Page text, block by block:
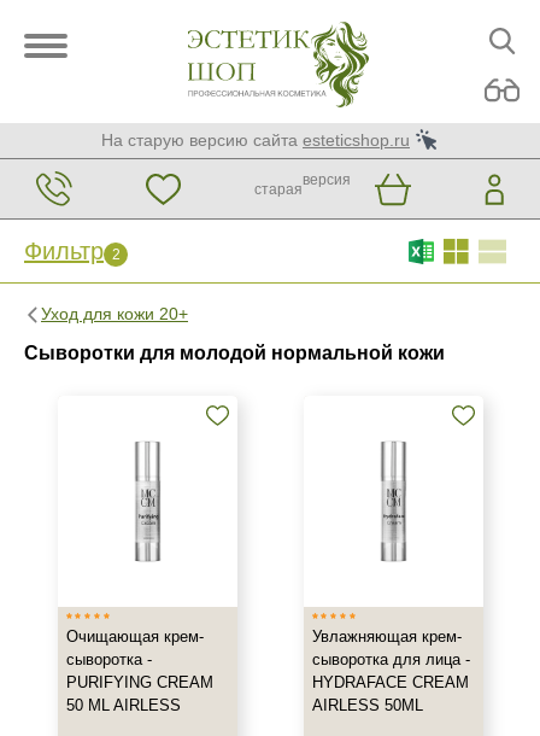
На старую версию сайта esteticshop.ru
старая
версия
Фильтр 2
Уход для кожи 20+
Сыворотки для молодой нормальной кожи
Фильтр 2 Сброс
Тип товара
Сыворотка
Гель
Очищающая крем-
сыворотка -
PURIFYING CREAM
50 ML AIRLESS
Увлажняющая крем-
сыворотка для лица -
HYDRAFACE CREAM
AIRLESS 50ML